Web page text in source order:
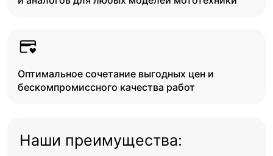
Оптимальное сочетание выгодных цен и
бескомпромиссного качества работ
Наши преимущества: